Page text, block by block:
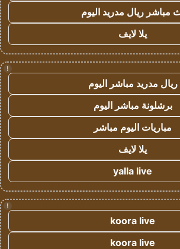
مباشر ريال مدريد اليوم
يلا لايف
!
ريال مدريد مباشر اليوم
برشلونة مباشر اليوم
مباريات اليوم مباشر
يلا لايف
yalla live
!
koora live
koora live